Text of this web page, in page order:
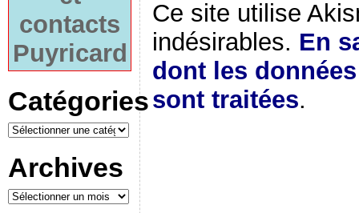
contacts
Puyricard
Catégories
Archives
Ce site utilise
indésirables. En
dont les
sont traitées.